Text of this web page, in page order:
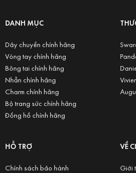
DANH MỤC
Dây chuyền chính hãng
Vòng tay chính hãng
Bông tai chính hãng
Nhẫn chính hãng
Charm chính hãng
Bộ trang sức chính hãng
Đồng hồ chính hãng
HỖ TRỢ
Chính sách bảo hành
VỀ
Giới